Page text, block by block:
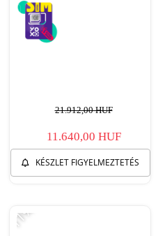
21.912,00 HUF
11.640,00 HUF
KÉSZLET FIGYELMEZTETÉS
-11%